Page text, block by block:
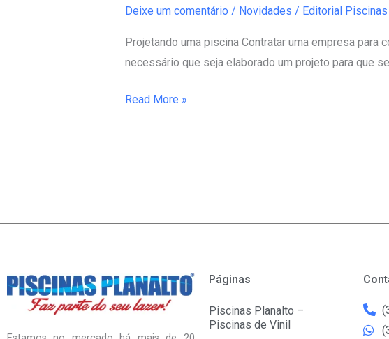
Deixe um comentário / Novidades / Editorial
Projetando uma piscina Contratar uma empresa
necessário que seja elaborado um projeto para que
Read More »
Páginas
Piscinas Planalto –
Piscinas de Vinil